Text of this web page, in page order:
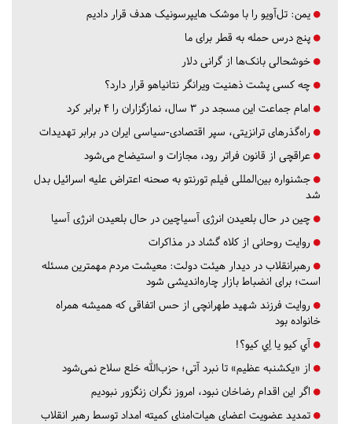
یمن: تل‌آویو را با موشک هایپرسونیک هدف قرار دادیم
پنج درس‌ حمله به قطر برای ما
خوشحالی بانک‌ها از گرانی دلار
چه کسی پشت ذهنیت ویرانگر نتانیاهو قرار دارد؟
امام جماعت این مسجد در ۳ سال، نمازگزاران را ۴ برابر کرد
راه‌گذرهای ترانزیتی، سپر اقتصادی-سیاسی ایران در برابر تهدیدات
عراقچی از قانون فراتر رود، مجازات و استیضاح می‌شود
جشنواره بین‌المللی فیلم تورنتو به صحنه اعتراض علیه اسرائیل بدل
شد
چین در حال بلعیدن انرژی آسیاچین در حال بلعیدن انرژی آسیا
روایت روحانی از کلاه گشاد در مذاکرات
رهبرانقلاب در دیدار هیئت دولت: معیشت مردم مهمترین مسئله
است؛ برای انضباط بازار چاره‌اندیشی شود
روایت فرزند شهید طهرانچی از حس اتفاقی که همیشه همراه
خانواده بود
آي كيو يا اِي كيو؟!
از «یکشنبه عظیم» تا نبرد آتی؛ حزب‌الله خلع سلاح نمی‌شود
اگر این اقدام رضاخان نبود، امروز نگران زنگزور نبودیم
تمدید عضویت اعضای هیات‌امنای کمیته امداد توسط رهبر انقلاب